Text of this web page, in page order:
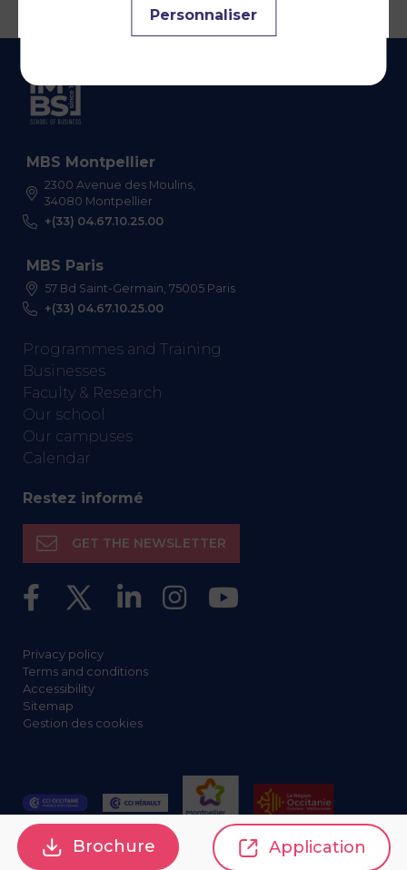
MBS Montpellier
2300 Avenue des Moulins,
34080 Montpellier
+(33) 04.67.10.25.00
MBS Paris
57 Bd Saint-Germain, 75005 Paris
+(33) 04.67.10.25.00
Programmes and Training
Businesses
Faculty & Research
Our school
Our campuses
Calendar
Restez informé
GET THE NEWSLETTER
Privacy policy
Terms and conditions
Accessibility
Sitemap
Gestion des cookies
Personnaliser
Brochure Application